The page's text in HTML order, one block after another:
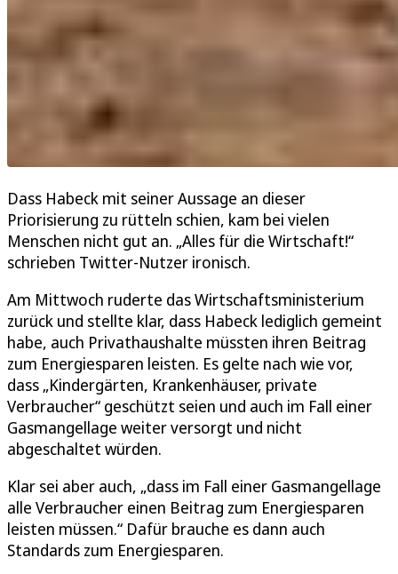
Dass Habeck mit seiner Aussage an dieser
Priorisierung zu rütteln schien, kam bei vielen
Menschen nicht gut an. „Alles für die Wirtschaft!“
schrieben Twitter-Nutzer ironisch.
Am Mittwoch ruderte das Wirtschaftsministerium
zurück und stellte klar, dass Habeck lediglich gemeint
habe, auch Privathaushalte müssten ihren Beitrag
zum Energiesparen leisten. Es gelte nach wie vor,
dass „Kindergärten, Krankenhäuser, private
Verbraucher“ geschützt seien und auch im Fall einer
Gasmangellage weiter versorgt und nicht
abgeschaltet würden.
Klar sei aber auch, „dass im Fall einer Gasmangellage
alle Verbraucher einen Beitrag zum Energiesparen
leisten müssen.“ Dafür brauche es dann auch
Standards zum Energiesparen.